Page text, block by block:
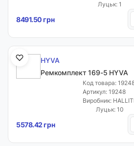
Луцьк: 1
8491.50 грн
HYVA
Ремкомплект 169-5 HYVA
Код товара:
Артикул: 19248
Виробник:
Луцьк: 10
5578.42 грн